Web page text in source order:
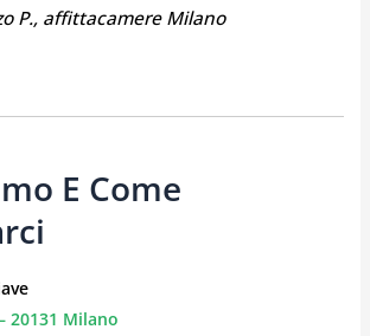
P., affittacamere Milano
E Come
20131 Milano